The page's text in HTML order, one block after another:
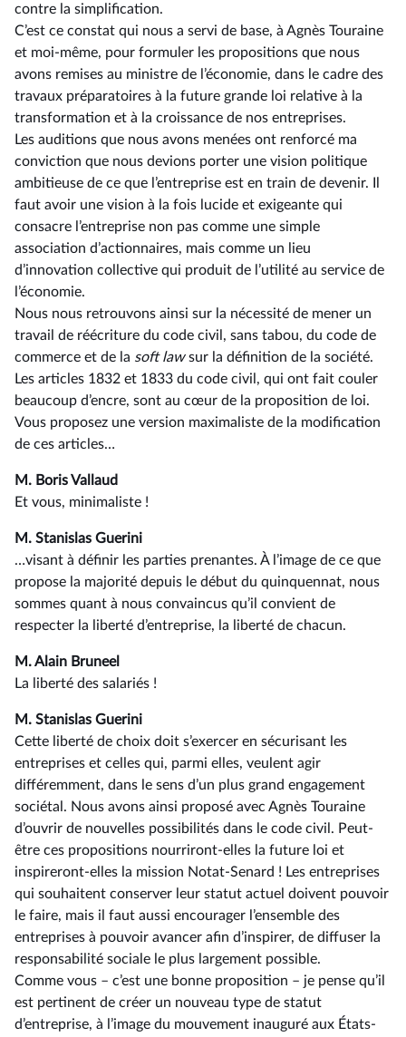
contre la simplification.
C’est ce constat qui nous a servi de base, à Agnès Touraine
et moi-même, pour formuler les propositions que nous
avons remises au ministre de l’économie, dans le cadre des
travaux préparatoires à la future grande loi relative à la
transformation et à la croissance de nos entreprises.
Les auditions que nous avons menées ont renforcé ma
conviction que nous devions porter une vision politique
ambitieuse de ce que l’entreprise est en train de devenir. Il
faut avoir une vision à la fois lucide et exigeante qui
consacre l’entreprise non pas comme une simple
association d’actionnaires, mais comme un lieu
d’innovation collective qui produit de l’utilité au service de
l’économie.
Nous nous retrouvons ainsi sur la nécessité de mener un
travail de réécriture du code civil, sans tabou, du code de
commerce et de la soft lawsur la définition de la société.
Les articles 1832 et 1833 du code civil, qui ont fait couler
beaucoup d’encre, sont au cœur de la proposition de loi.
Vous proposez une version maximaliste de la modification
de ces articles…
M. Boris Vallaud
Et vous, minimaliste !
M. Stanislas Guerini
…visant à définir les parties prenantes. À l’image de ce que
propose la majorité depuis le début du quinquennat, nous
sommes quant à nous convaincus qu’il convient de
respecter la liberté d’entreprise, la liberté de chacun.
M. Alain Bruneel
La liberté des salariés !
M. Stanislas Guerini
Cette liberté de choix doit s’exercer en sécurisant les
entreprises et celles qui, parmi elles, veulent agir
différemment, dans le sens d’un plus grand engagement
sociétal. Nous avons ainsi proposé avec Agnès Touraine
d’ouvrir de nouvelles possibilités dans le code civil. Peut-
être ces propositions nourriront-elles la future loi et
inspireront-elles la mission Notat-Senard ! Les entreprises
qui souhaitent conserver leur statut actuel doivent pouvoir
le faire, mais il faut aussi encourager l’ensemble des
entreprises à pouvoir avancer afin d’inspirer, de diffuser la
responsabilité sociale le plus largement possible.
Comme vous – c’est une bonne proposition – je pense qu’il
est pertinent de créer un nouveau type de statut
d’entreprise, à l’image du mouvement inauguré aux États-